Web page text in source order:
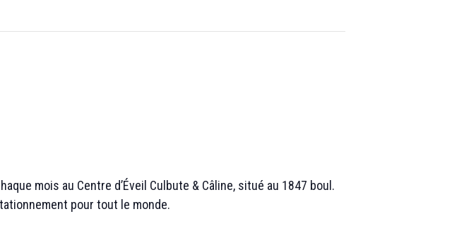
mois au Centre d’Éveil Culbute & Câline, situé au 1847 boul.
pour tout le monde.